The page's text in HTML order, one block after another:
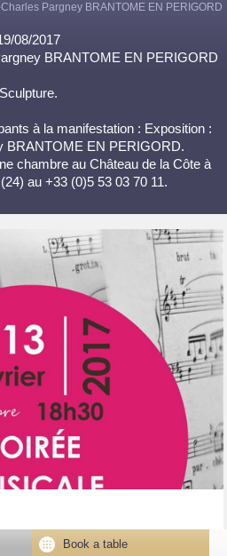
Pargney BRANTOME EN PERIGORD
08/2017
BRANTOME EN PERIGORD
Sculpture.
à la manifestation : Exposition :
BRANTOME EN PERIGORD.
chambre au Château de la Côte à
au +33 (0)5 53 03 70 11.
Book a table